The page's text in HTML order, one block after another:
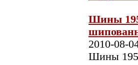
Шины
2010-08-
Шины